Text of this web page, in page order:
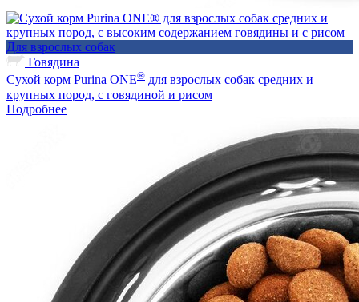
Для взрослых собак
Говядина
Сухой корм Purina ONE® для взрослых собак средних и
крупных пород, с говядиной и рисом
Подробнее